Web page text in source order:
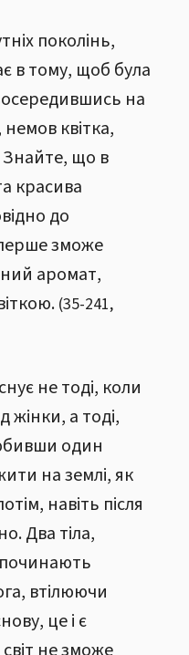
поколінь,
в тому, щоб була
на
квітка,
Знайте, що в
красива
до
зможе
аромат,
(35-241,
не тоді, коли
жінки, а тоді,
один
на землі, як
навіть після
Два тіла,
втілюючи
це і є